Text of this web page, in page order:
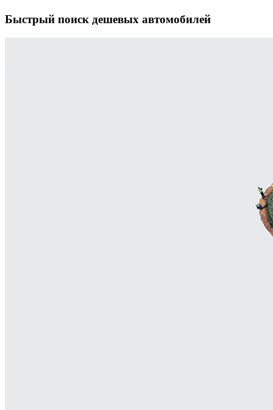
Быстрый поиск дешевых автомобилей